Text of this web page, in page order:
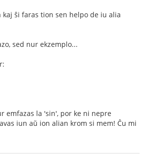
kaj ŝi faras tion sen helpo de iu alia
sed nur ekzemplo...
emfazas la 'sin', por ke ni nepre
iun aŭ ion alian krom si mem! Ĉu mi